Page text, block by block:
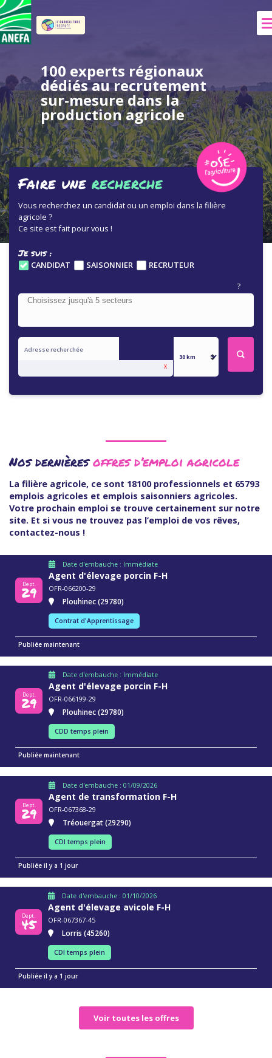
100 experts régionaux
dédiés au recrutement
sur-mesure dans la
production agricole
Faire une recherche
Vous recherchez un candidat ou un emploi dans la filière
agricole ?
Ce site est fait pour vous !
Je suis :
CANDIDAT SAISONNIER RECRUTEUR
X
Nos dernièresoffres d’emploi agricole
La filière agricole, ce sont 18100 professionnels et 65793
emplois agricoles et emplois saisonniers agricoles.
Votre prochain emploi se trouve certainement sur notre
site. Et si vous ne trouvez pas l’emploi de vos rêves,
contactez-nous !
Dept.
29
Date d'embauche : Immédiate
Agent d'élevage porcin F-H
OFR-066200-29
Plouhinec (29780)
Contrat d'Apprentissage
Publiée maintenant
Dept.
29
Date d'embauche : Immédiate
Agent d'élevage porcin F-H
OFR-066199-29
Plouhinec (29780)
CDD temps plein
Publiée maintenant
Dept.
29
Date d'embauche : 01/09/2026
Agent de transformation F-H
OFR-067368-29
Tréouergat (29290)
CDI temps plein
Publiée il y a 1 jour
Dept.
45
Date d'embauche : 01/10/2026
Agent d'élevage avicole F-H
OFR-067367-45
Lorris (45260)
CDI temps plein
Publiée il y a 1 jour
Voir toutes les offres